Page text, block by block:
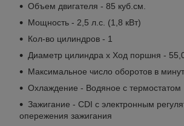
Объем двигателя - 85 куб.см.
Мощность - 2,5 л.с. (1,8 кВт)
Кол-во цилиндров - 1
Диаметр цилиндра х Ход поршня -
Максимальное число оборотов в
Охлаждение - Водяное с термостатом
Зажигание - CDI с электронным
опережения зажигания